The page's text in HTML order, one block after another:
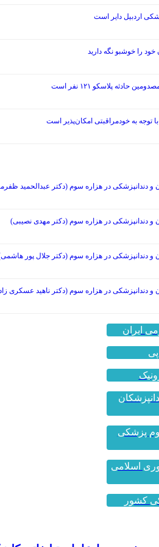
را خوشبو نگه دارید
پلاسکو ۱۲۱ نفر است
توجه به خودمراقبتی امکان‌پذیر است
دندانپزشکی در هزاره سوم (دکتر عبدالحمید
دندانپزشکی در هزاره سوم (دکتر مهدی نصیبی)
دندانپزشکی در هزاره سوم (دکتر جلال پور
دندانپزشکی در هزاره سوم (دکتر ناهید عسکری
ایران
پزشکی
اسلامی
کشور